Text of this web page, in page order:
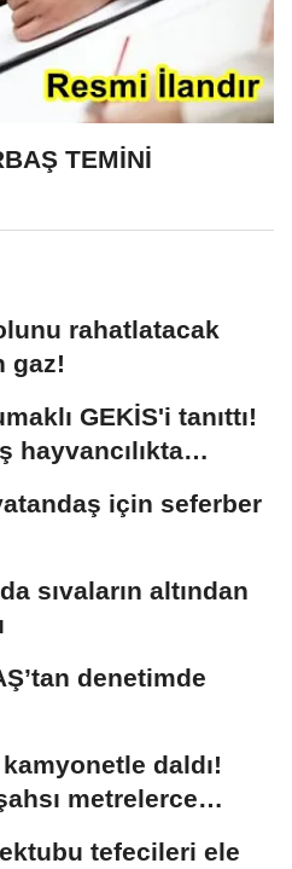
TEMİNİ
rahatlatacak
gaz!
GEKİS'i tanıttı!
hayvancılıkta
için seferber
sıvaların altından
denetimde
daldı!
metrelerce
tefecileri ele